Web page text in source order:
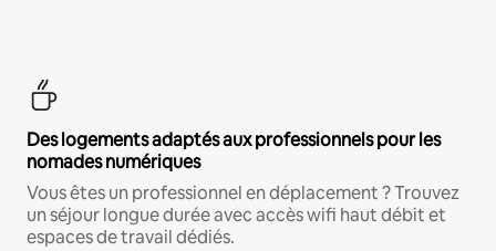
Des logements adaptés aux professionnels pour les
nomades numériques
Vous êtes un professionnel en déplacement ? Trouvez
un séjour longue durée avec accès wifi haut débit et
espaces de travail dédiés.